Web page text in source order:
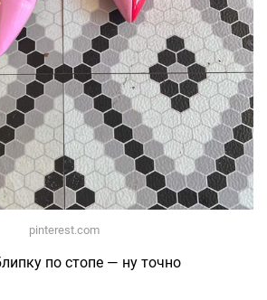
pinterest.com
по стопе — ну точно